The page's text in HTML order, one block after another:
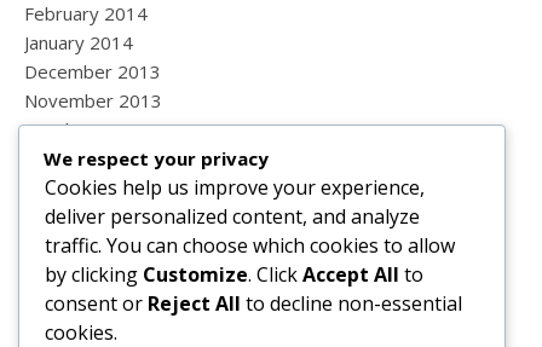
February 2014
January 2014
December 2013
November 2013
October 2013
September 2013
August 2013
July 2013
June 2013
May 2013
April 2013
March 2013
We respect your privacy
Cookies help us improve your experience,
deliver personalized content, and analyze
traffic. You can choose which cookies to allow
by clicking Customize. ClickAccept All to
consent or Reject All to decline non-essential
cookies.